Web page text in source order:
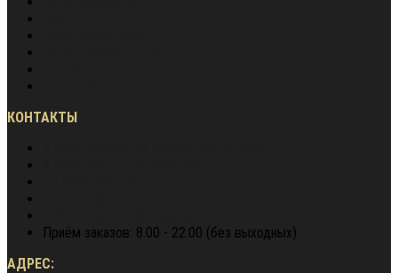
КОНТАКТЫ
Приём заказов: 8.00 - 22.00 (без выходных)
АДРЕС: